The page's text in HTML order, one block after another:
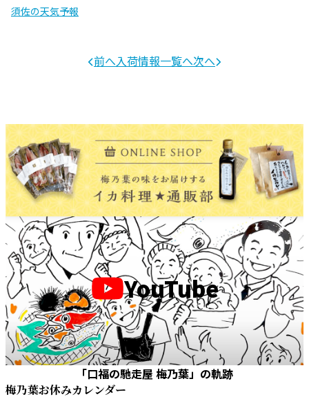
須佐の天気予報
前へ入荷情報一覧へ次へ
YouTube
「口福の馳走屋 梅乃葉」の軌跡
梅乃葉お休みカレンダー